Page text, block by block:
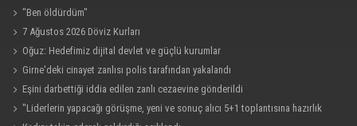
"Ben öldürdüm"
7 Ağustos 2026 Döviz Kurları
Oğuz: Hedefimiz dijital devlet ve güçlü kurumlar
Girne'deki cinayet zanlısı polis tarafından yakalandı
Eşini darbettiği iddia edilen zanlı cezaevine gönderildi
"Liderlerin yapacağı görüşme, yeni ve sonuç alıcı 5+1 toplantısına hazırlık